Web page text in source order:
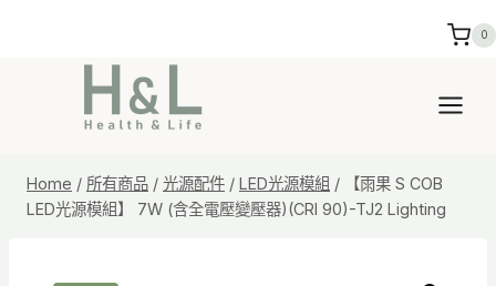
0
Home / 所有商品 / 光源配件 / LED光源模組 /
【雨果 S COB
LED光源模組】 7W (含全電壓變壓器)(CRI 90)-TJ2 Lighting